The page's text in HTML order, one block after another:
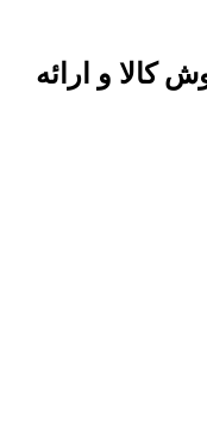
کالا و ارائه